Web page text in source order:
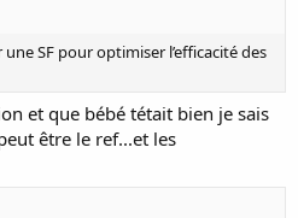
une SF pour optimiser l’efficacité des
et que bébé tétait bien je sais
être le ref...et les